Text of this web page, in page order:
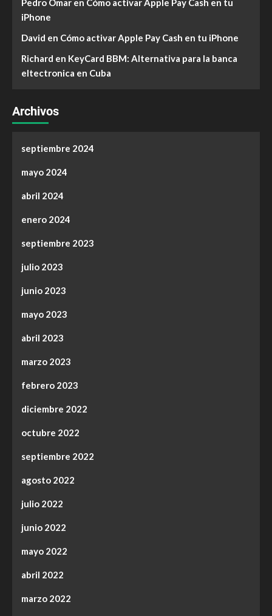
Pedro Omar en Cómo activar Apple Pay Cash en tu
iPhone
David en Cómo activar Apple Pay Cash en tu iPhone
Richard en KeyCard BBM: Alternativa para la banca
eltectronica en Cuba
Archivos
septiembre 2024
mayo 2024
abril 2024
enero 2024
septiembre 2023
julio 2023
junio 2023
mayo 2023
abril 2023
marzo 2023
febrero 2023
diciembre 2022
octubre 2022
septiembre 2022
agosto 2022
julio 2022
junio 2022
mayo 2022
abril 2022
marzo 2022